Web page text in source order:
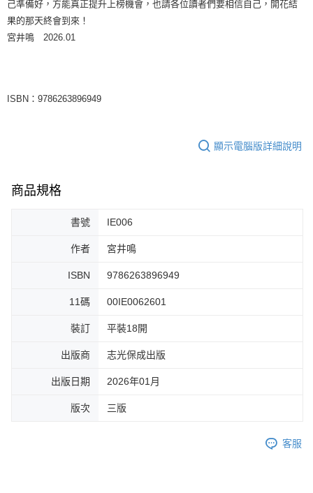
己準備好，方能真正提升上榜機會，也請各位讀者們要相信自己，開花結
果的那天終會到來！
宮井鳴 2026.01
ISBN：9786263896949
顯示電腦版詳細說明
商品規格
書號 IE006
作者 宮井鳴
ISBN 9786263896949
11碼 00IE0062601
裝訂 平裝18開
出版商 志光保成出版
出版日期 2026年01月
版次 三版
客服